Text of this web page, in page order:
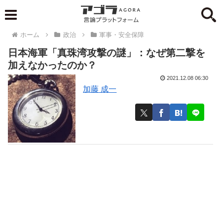
ホーム 政治 軍事・安全保障
日本海軍「真珠湾攻撃の謎」：なぜ第二撃を
加えなかったのか？
加藤 成一
2021.12.08 06:30